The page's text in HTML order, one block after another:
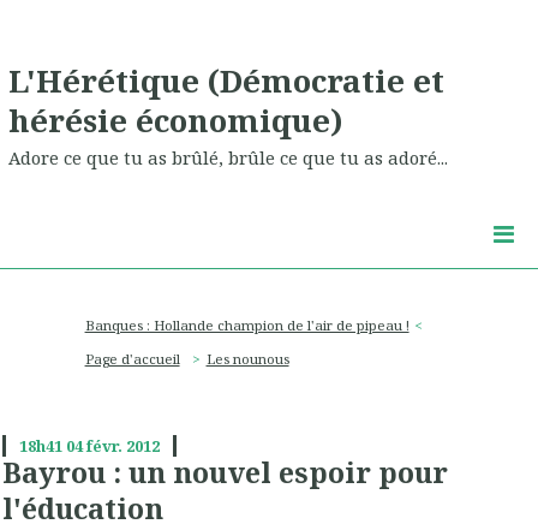
L'Hérétique (Démocratie et
hérésie économique)
Adore ce que tu as brûlé, brûle ce que tu as adoré...
Banques : Hollande champion de l'air de pipeau !
Page d'accueil
Les nounous
18h41 04févr. 2012
Bayrou : un nouvel espoir pour
l'éducation